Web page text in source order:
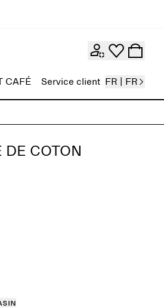
CAFÉ Service client FR | FR
DE COTON